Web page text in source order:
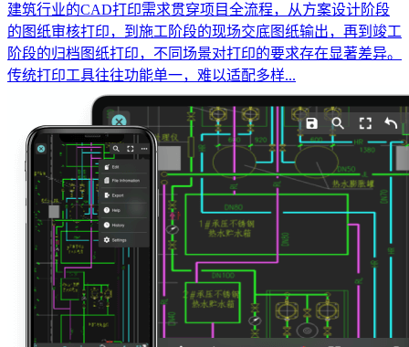
建筑行业的CAD打印需求贯穿项目全流程，从方案设计阶段
的图纸审核打印，到施工阶段的现场交底图纸输出，再到竣工
阶段的归档图纸打印，不同场景对打印的要求存在显著差异。
传统打印工具往往功能单一，难以适配多样...